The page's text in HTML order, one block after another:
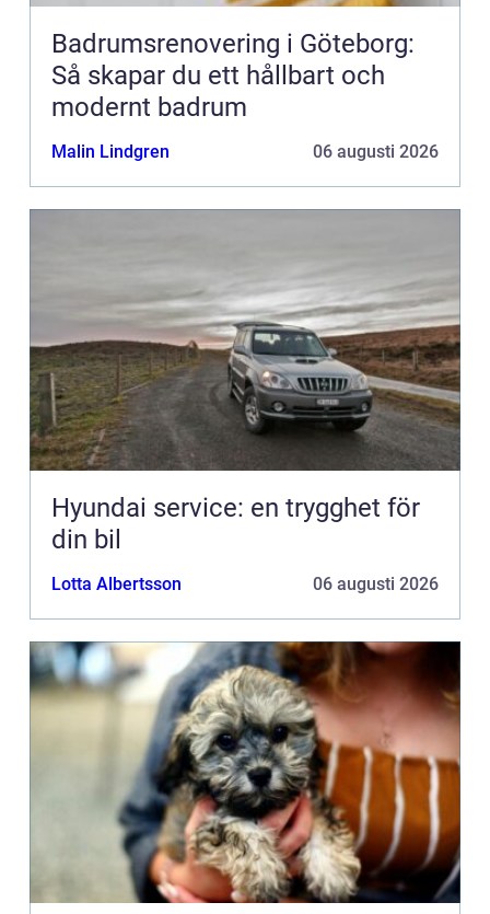
Badrumsrenovering i Göteborg:
Så skapar du ett hållbart och
modernt badrum
Malin Lindgren 06 augusti 2026
Hyundai service: en trygghet för
din bil
Lotta Albertsson 06 augusti 2026